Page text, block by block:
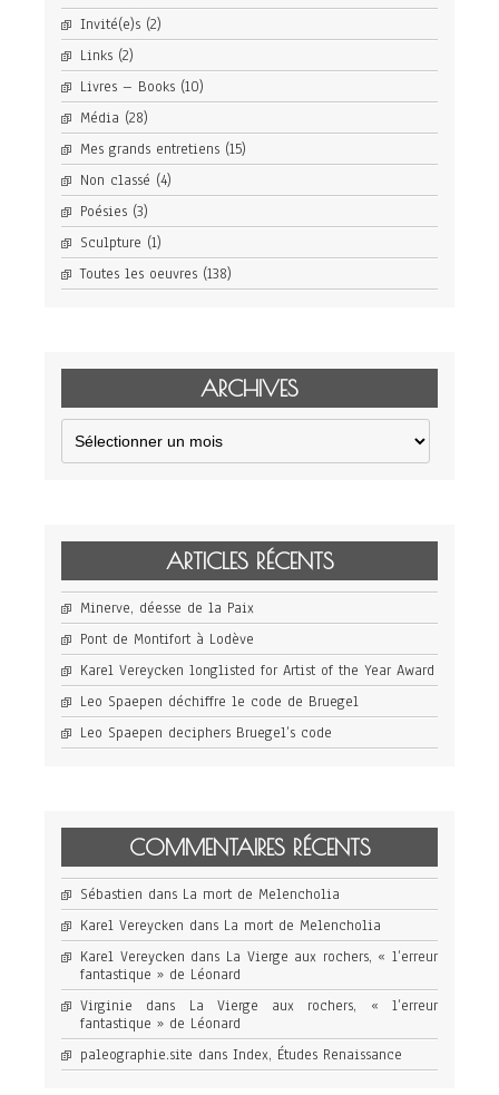
Invité(e)s (2)
Links (2)
Livres – Books (10)
Média (28)
Mes grands entretiens (15)
Non classé (4)
Poésies (3)
Sculpture (1)
Toutes les oeuvres (138)
ARCHIVES
Archives
ARTICLES RÉCENTS
Minerve, déesse de la Paix
Pont de Montifort à Lodève
Karel Vereycken longlisted for Artist of the Year Award
Leo Spaepen déchiffre le code de Bruegel
Leo Spaepen deciphers Bruegel’s code
COMMENTAIRES RÉCENTS
Sébastien dans La mort de Melencholia
Karel Vereycken dans La mort de Melencholia
Karel Vereycken dans La Vierge aux rochers, « l’erreur
fantastique » de Léonard
Virginie dans La Vierge aux rochers, « l’erreur
fantastique » de Léonard
paleographie.site dans Index, Études Renaissance